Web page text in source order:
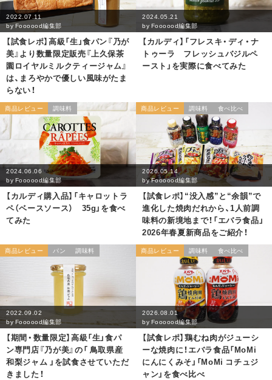
2022.07.11
by Foooood編集部
【試食レポ】高級「生」食パン『乃が
美』より数量限定販売『上久保茶
園ロイヤルミルクティージャム』
は、まろやかで優しい風味がたま
らない！
2024.05.21
by Foooood編集部
【カルディ】「フレスキ・ディ・ナ
トゥーラ フレッシュバジルペ
ースト」を実際に食べてみた
商品レビュー 調味料
2024.06.06
by Foooood編集部
【カルディ購入品】「キャロットラ
ペ（ベースソース） 35g」を食べ
てみた
商品レビュー 調味料 食べ比べ
2026.05.14
byFoooood編集部
【試食レポ】“没入感”と“余韻”で
進化した焼肉だれから、1人前調
味料の新境地まで！「エバラ食品」
2026年春夏新商品をご紹介！
商品レビュー パン 調味料
2022.09.02
byFoooood編集部
【期間・数量限定】高級「生」食パ
ン専門店『乃が美』の「 鳥取県産
和梨ジャム 」を試食させていただ
きました！
商品レビュー 調味料 食べ比べ
2026.08.01
by Foooood編集部
【試食レポ】鶏むね肉がジューシ
ーな焼肉に！エバラ食品「MoMi
にんにくみそ」「MoMi コチュジ
ャン」を食べ比べ